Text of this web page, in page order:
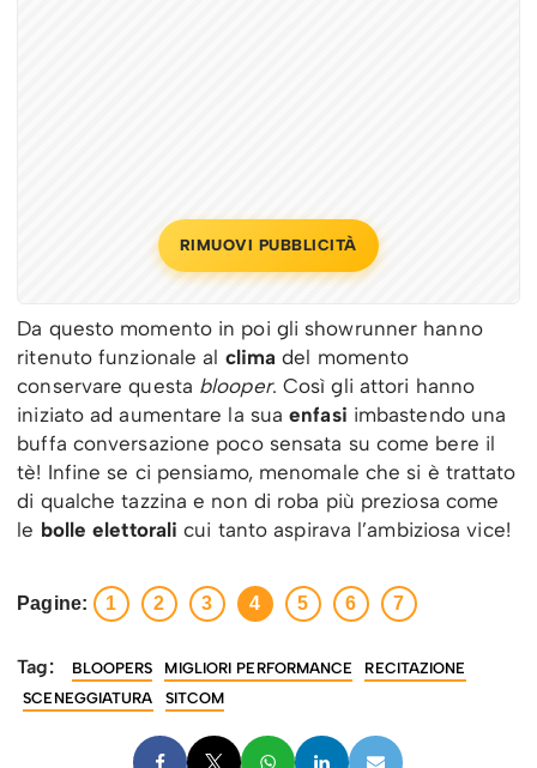
RIMUOVI PUBBLICITÀ
Da questo momento in poi gli showrunner hanno
ritenuto funzionale al climadel momento
conservare questa blooper. Così gli attori hanno
iniziato ad aumentare la suaenfasi imbastendo una
buffa conversazione poco sensata su come bere il
tè! Infine se ci pensiamo, menomale che si è trattato
di qualche tazzina e non di roba più preziosa come
le bolle elettoralicui tanto aspirava l’ambiziosa vice!
Pagine: 1 2 3 4 5 6 7
Tag: BLOOPERS MIGLIORI PERFORMANCE
RECITAZIONE
SCENEGGIATURA
SITCOM